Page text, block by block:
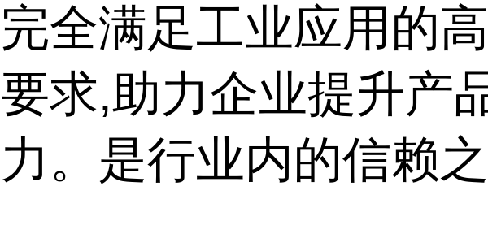
完全满足工业应用的
要求,助力企业提升产
力。是行业内的信赖